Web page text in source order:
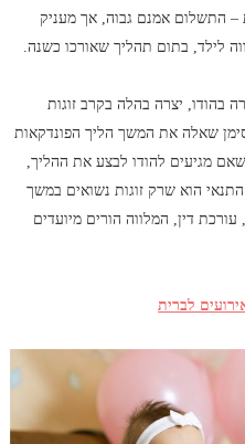
– התשלום אמנם גבוה, אך מעניק
לילד, בתום תהליך שאורכו כשנה.
בהודו, יצרה בהלה בקרב זוגות
שאלה את המשך הליך הפונדקאות
מגיעים להודו לבצע את ההליך,
הוא שרק זוגות נשואים במשך
דין, המלווה הורים מיועדים
לברית